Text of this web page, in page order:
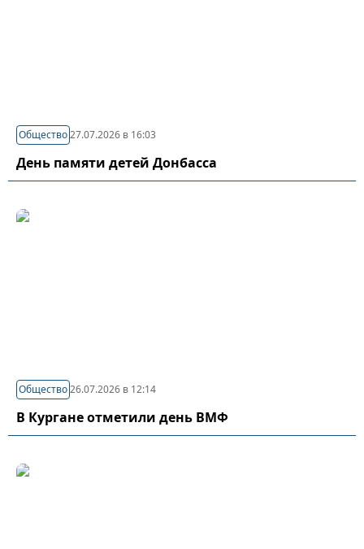
Общество27.07.2026 в 16:03
День памяти детей Донбасса
Общество26.07.2026 в 12:14
В Кургане отметили день ВМФ